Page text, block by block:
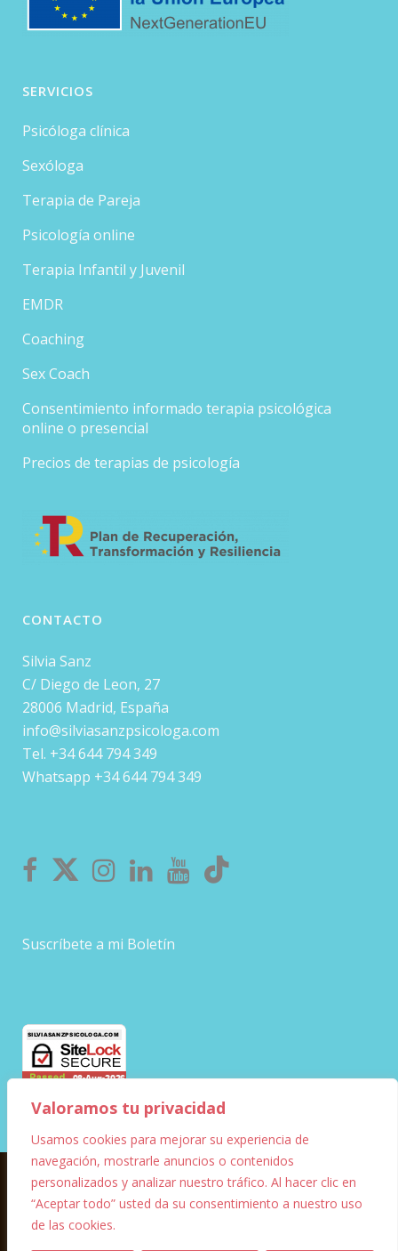
Valoramos tu privacidad
Usamos cookies para mejorar su experiencia de
navegación, mostrarle anuncios o contenidos
personalizados y analizar nuestro tráfico. Al hacer clic en
“Aceptar todo” usted da su consentimiento a nuestro uso
de las cookies.
SERVICIOS
Psicóloga clínica
Sexóloga
Terapia de Pareja
Psicología online
Terapia Infantil y Juvenil
EMDR
Coaching
Sex Coach
Consentimiento informado terapia psicológica
online o presencial
Precios de terapias de psicología
CONTACTO
Silvia Sanz
C/ Diego de Leon, 27
28006 Madrid, España
info@silviasanzpsicologa.com
Tel. +34 644 794 349
Whatsapp +34 644 794 349
Suscríbete a mi Boletín
© Copyright – 2023 – Silvia Sanz
Diseño Web